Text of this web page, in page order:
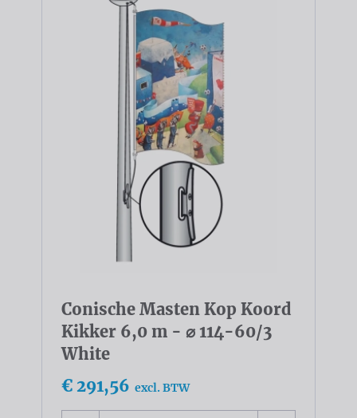
Conische Masten Kop Koord
Kikker 6,0 m - ⌀ 114-60/3
White
€ 291,56 excl. BTW